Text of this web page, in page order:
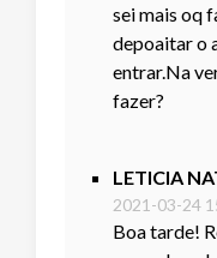
sei mais oq
depoaitar o
entrar.Na
fazer?
LETICIA
2021-03-24
Boa tarde!